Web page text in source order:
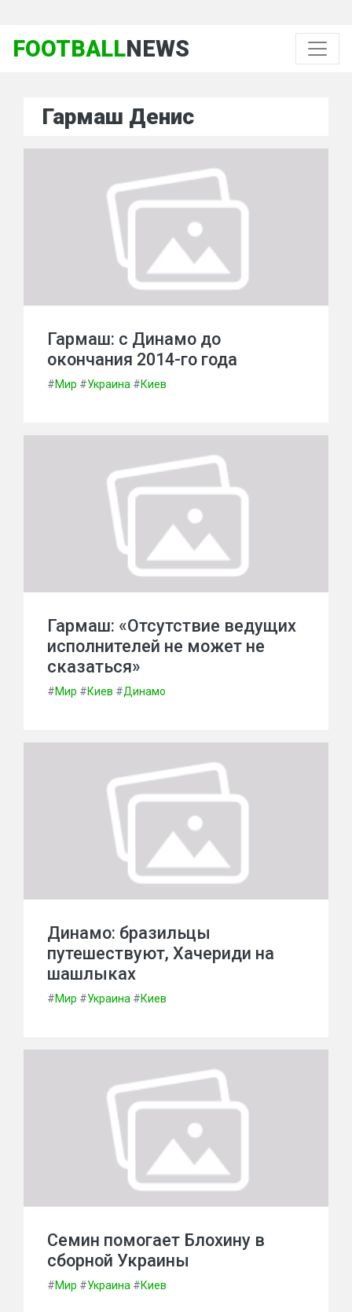
FOOTBALLNEWS
Гармаш Денис
Гармаш: с Динамо до
окончания 2014-го года
#Мир #Украина #Киев
Гармаш: «Отсутствие ведущих
исполнителей не может не
сказаться»
#Мир #Киев #Динамо
Динамо: бразильцы
путешествуют, Хачериди на
шашлыках
#Мир #Украина #Киев
Семин помогает Блохину в
сборной Украины
#Мир #Украина #Киев